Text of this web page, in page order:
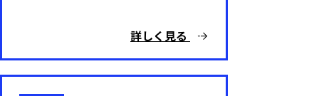
詳しく見る